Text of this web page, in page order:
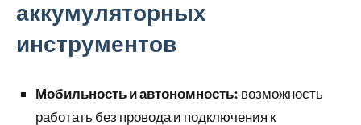
аккумуляторных
инструментов
Мобильность и автономность: возможность
работать без провода и подключения к